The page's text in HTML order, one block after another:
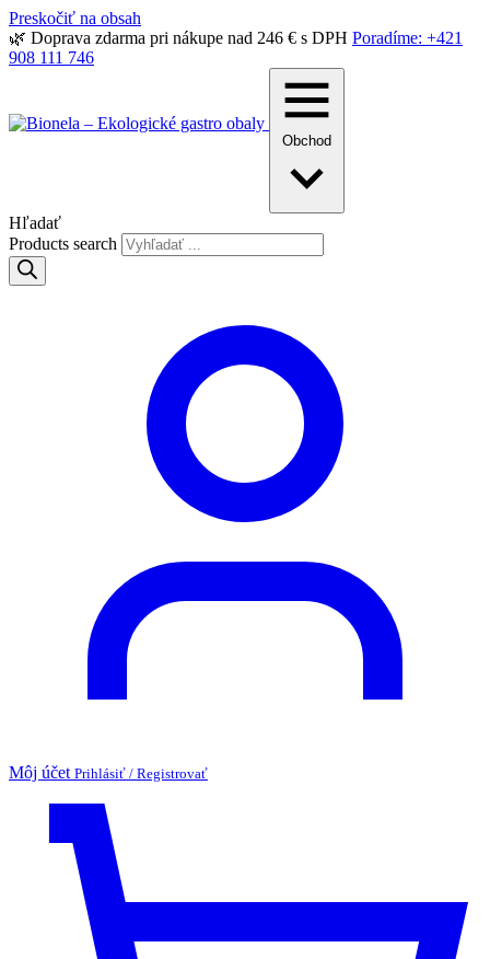
Preskočiť na obsah
🌿 Doprava zdarma pri nákupe nad 246 € s DPH Poradíme: +421
908 111 746
Obchod
Hľadať
Products search
Môj účet Prihlásiť / Registrovať